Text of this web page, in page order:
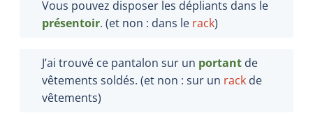
Vous pouvez disposer les dépliants dans le
présentoir. (et non : dans le rack)
J’ai trouvé ce pantalon sur un portant de
vêtements soldés. (et non : sur un rack de
vêtements)